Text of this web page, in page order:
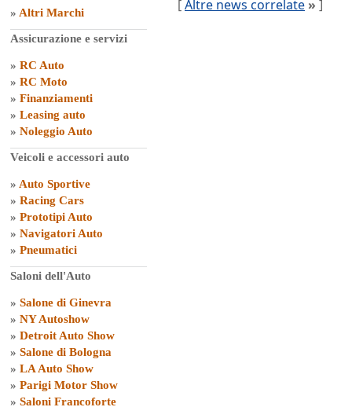
» Altri Marchi
Assicurazione e servizi
» RC Auto
» RC Moto
» Finanziamenti
» Leasing auto
» Noleggio Auto
Veicoli e accessori auto
» Auto Sportive
» Racing Cars
» Prototipi Auto
» Navigatori Auto
» Pneumatici
Saloni dell'Auto
» Salone di Ginevra
» NY Autoshow
» Detroit Auto Show
» Salone di Bologna
» LA Auto Show
» Parigi Motor Show
» Saloni Francoforte
[Altre news correlate » ]